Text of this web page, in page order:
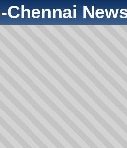
Chennai